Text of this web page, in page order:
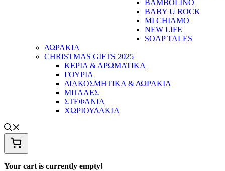
BAMBOLINO
BABY U ROCK
MI CHIAMO
NEW LIFE
SOAP TALES
ΔΩΡΑΚΙΑ
CHRISTMAS GIFTS 2025
ΚΕΡΙΑ & ΑΡΩΜΑΤΙΚΑ
ΓΟΥΡΙΑ
ΔΙΑΚΟΣΜΗΤΙΚΑ & ΔΩΡΑΚΙΑ
ΜΠΑΛΕΣ
ΣΤΕΦΑΝΙΑ
ΧΩΡΙΟΥΔΑΚΙΑ
Your cart is currently empty!